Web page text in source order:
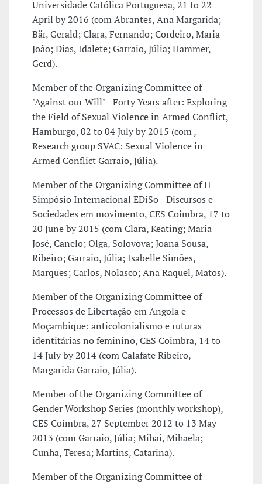
Universidade Católica Portuguesa, 21 to 22
April by 2016 (com Abrantes, Ana Margarida;
Bär, Gerald; Clara, Fernando; Cordeiro, Maria
João; Dias, Idalete; Garraio, Júlia; Hammer,
Gerd).
Member of the Organizing Committee of
"Against our Will" - Forty Years after: Exploring
the Field of Sexual Violence in Armed Conflict,
Hamburgo, 02 to 04 July by 2015 (com ,
Research group SVAC: Sexual Violence in
Armed Conflict Garraio, Júlia).
Member of the Organizing Committee of II
Simpósio Internacional EDiSo - Discursos e
Sociedades em movimento, CES Coimbra, 17 to
20 June by 2015 (com Clara, Keating; Maria
José, Canelo; Olga, Solovova; Joana Sousa,
Ribeiro; Garraio, Júlia; Isabelle Simões,
Marques; Carlos, Nolasco; Ana Raquel, Matos).
Member of the Organizing Committee of
Processos de Libertação em Angola e
Moçambique: anticolonialismo e ruturas
identitárias no feminino, CES Coimbra, 14 to
14 July by 2014 (com Calafate Ribeiro,
Margarida Garraio, Júlia).
Member of the Organizing Committee of
Gender Workshop Series (monthly workshop),
CES Coimbra, 27 September 2012 to 13 May
2013 (com Garraio, Júlia; Mihai, Mihaela;
Cunha, Teresa; Martins, Catarina).
Member of the Organizing Committee of